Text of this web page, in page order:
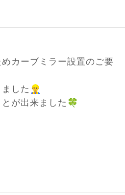
カーブミラー設置のご要
した 👷‍♂️
が出来ました 🍀